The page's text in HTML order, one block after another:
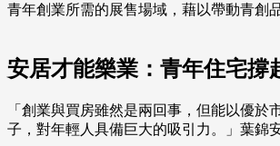
青年創業所需的展售場域，藉以帶動青創
安居才能樂業：青年住宅撐
「創業與買房雖然是兩回事，但能以優於
子，對年輕人具備巨大的吸引力。」葉錦